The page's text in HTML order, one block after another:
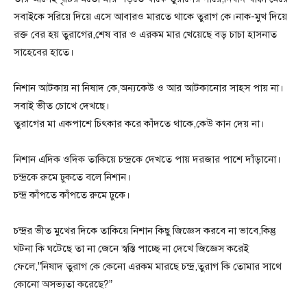
সবাইকে সরিয়ে দিয়ে এসে আবারও মারতে থাকে তুরাগ কে।নাক-মুখ দিয়ে
রক্ত বের হয় তুরাগের,শেষ বার ও এরকম মার খেয়েছে বড় চাচা হাসনাত
সাহেবের হাতে।
নিশান আটকায় না নিষাদ কে,অন্যকেউ ও আর আটকানোর সাহস পায় না।
সবাই ভীত চোখে দেখছে।
তুরাগের মা একপাশে চিৎকার করে কাঁদতে থাকে,কেউ কান দেয় না।
নিশান এদিক ওদিক তাকিয়ে চন্দ্রকে দেখতে পায় দরজার পাশে দাঁড়ানো।
চন্দ্রকে রুমে ঢুকতে বলে নিশান।
চন্দ্র কাঁপতে কাঁপতে রুমে ঢুকে।
চন্দ্রর ভীত মুখের দিকে তাকিয়ে নিশান কিছু জিজ্ঞেস করবে না ভাবে,কিন্তু
ঘটনা কি ঘটেছে তা না জেনে স্বস্তি পাচ্ছে না দেখে জিজ্ঞেস করেই
ফেলে,”নিষাদ তুরাগ কে কেনো এরকম মারছে চন্দ্র,তুরাগ কি তোমার সাথে
কোনো অসভ্যতা করেছে?”